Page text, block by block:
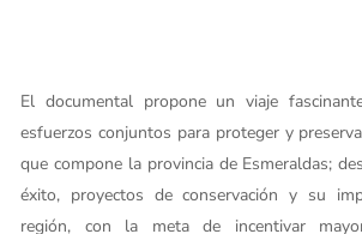
El documental propone un viaje
esfuerzos conjuntos para proteger y
que compone la provincia de Esmeraldas;
éxito, proyectos de conservación y su
región, con la meta de incentivar